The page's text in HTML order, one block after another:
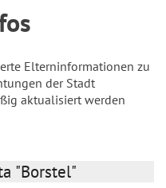
Elterninformationen zu
der Stadt
aktualisiert werden
"Borstel"